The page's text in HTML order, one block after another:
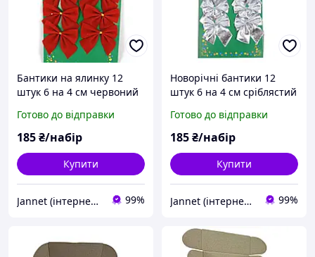
Бантики на ялинку 12
штук 6 на 4 см червоний
Готово до відправки
185₴/набір
Купити
Jannet (інтернет-магазин) 99%
Новорічні бантики 12
штук 6 на 4 см сріблястий
Готово до відправки
185₴/набір
Купити
Jannet (інтернет-магазин) 99%